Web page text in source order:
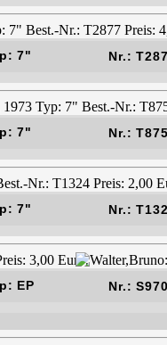
7" Nr.:
7" Nr.: T875
7" Nr.:
EP Nr.: